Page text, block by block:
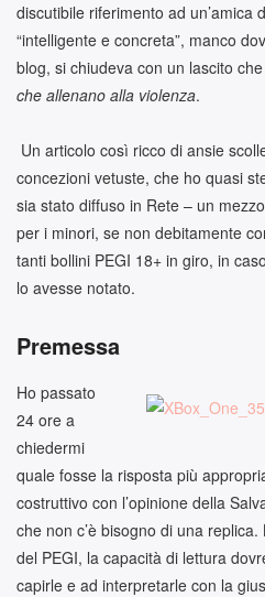
discutibile riferimento ad un’amica
“intelligente e concreta”, manco
blog, si chiudeva con un lascito
che allenano alla violenza.
Un articolo così ricco di ansie
concezioni vetuste, che ho quasi
sia stato diffuso in Rete – un
per i minori, se non debitamente
tanti bollini PEGI 18+ in giro, in
lo avesse notato.
Premessa
Ho passato
24 ore a
chiedermi
quale fosse la risposta più
costruttivo con l’opinione della
che non c’è bisogno di una
del PEGI, la capacità di lettura
capirle e ad interpretarle con la